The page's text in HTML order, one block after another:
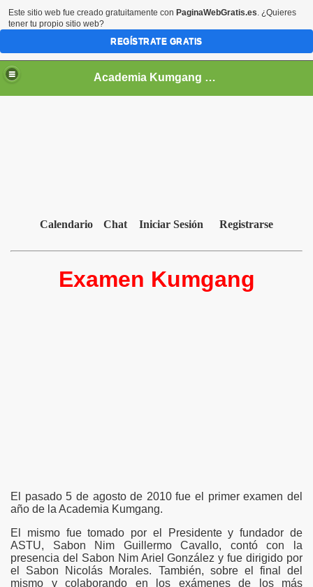
Academia Kumgang de Taekwondo
Calendario Chat Iniciar Sesión Registrarse
Examen Kumgang
El pasado 5 de agosto de 2010 fue el primer examen del
año de la Academia Kumgang.
El mismo fue tomado por el Presidente y fundador de
ASTU, Sabon Nim Guillermo Cavallo, contó con la
presencia del Sabon Nim Ariel González y fue dirigido por
el Sabon Nicolás Morales. También, sobre el final del
mismo y colaborando en los exámenes de los más
Este sitio web fue creado gratuitamente con PaginaWebGratis.es. ¿Quieres
tener tu propio sitio web?
REGÍSTRATE GRATIS